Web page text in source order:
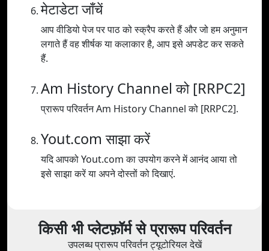
मेटाडेटा जाँचें
आप वीडियो पेज पर पाठ को स्क्रैप करते हैं और जो हम अनुमान
लगाते हैं वह शीर्षक या कलाकार है, आप इसे अपडेट कर सकते
हैं.
Am History Channel को [RRPC2]
प्रारूप परिवर्तन Am History Channel को [RRPC2].
Yout.com साझा करें
यदि आपको Yout.com का उपयोग करने में आनंद आया तो
इसे साझा करें या अपने दोस्तों को दिखाएं.
किसी भी प्लेटफ़ॉर्म से प्रारूप परिवर्तन
उपलब्ध प्रारूप परिवर्तन ट्यूटोरियल देखें